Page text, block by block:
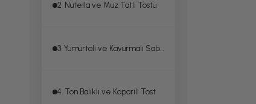
2. Nutella ve Muz Tatlı Tostu
3. Yumurtalı ve Kavurmalı Sabah Tostu
4. Ton Balıklı ve Kaparili Tost